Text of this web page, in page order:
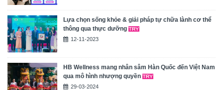
Lựa chọn sống khỏe & giải pháp tự chữa lành cơ thể
thông qua thực dưỡng
12-11-2023
HB Wellness mang nhân sâm Hàn Quốc đến Việt Nam
qua mô hình nhượng quyền
29-03-2024